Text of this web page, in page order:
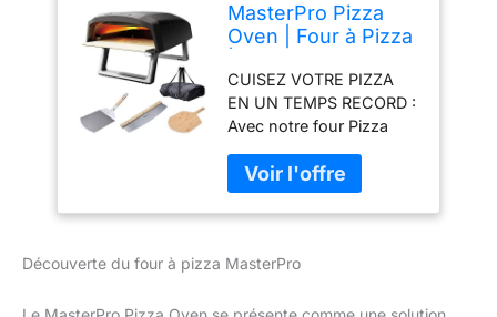
MasterPro Pizza
Oven | Four à Pizza
portable Cuisson
rapide jusqu'à
500ºC | Pizzas
prêtes en 60
secondes | Pelle à
pizza, coupe-pizza
et planche à pizza
Multicolore
CUISEZ VOTRE PIZZA
EN UN TEMPS RECORD :
Avec notre four Pizza
des recettes en peu de
temps. Il atteint une
température maximale de
en 60 secondes, votre
sera prête. BIEN PLUS
Découverte du four à pizza MasterPro